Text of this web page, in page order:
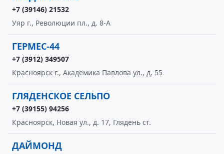
+7 (39146) 21532
Уяр г., Революции пл., д. 8-А
ГЕРМЕС-44
+7 (3912) 349507
Красноярск г., Академика Павлова ул., д. 55
ГЛЯДЕНСКОЕ СЕЛЬПО
+7 (39155) 94256
Красноярск, Новая ул., д. 17, Глядень ст.
ДАЙМОНД